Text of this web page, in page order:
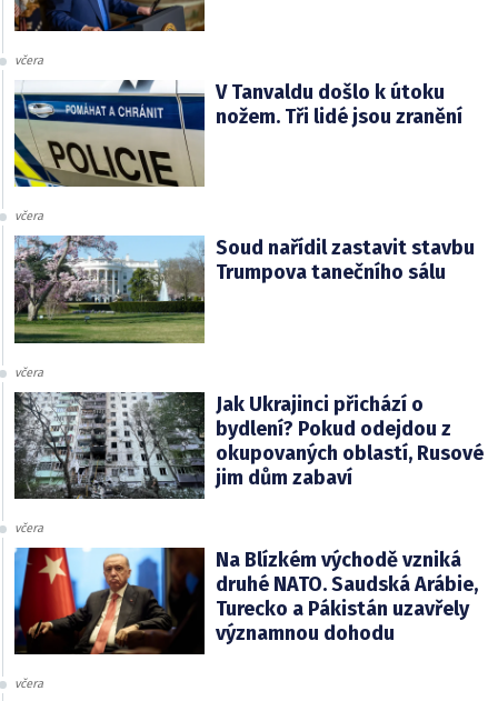
včera
V Tanvaldu došlo k útoku
nožem. Tři lidé jsou zranění
včera
Soud nařídil zastavit stavbu
Trumpova tanečního sálu
včera
Jak Ukrajinci přichází o
bydlení? Pokud odejdou z
okupovaných oblastí, Rusové
jim dům zabaví
včera
Na Blízkém východě vzniká
druhé NATO. Saudská Arábie,
Turecko a Pákistán uzavřely
významnou dohodu
včera